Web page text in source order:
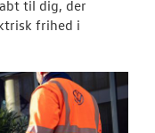
til dig, der
frihed i